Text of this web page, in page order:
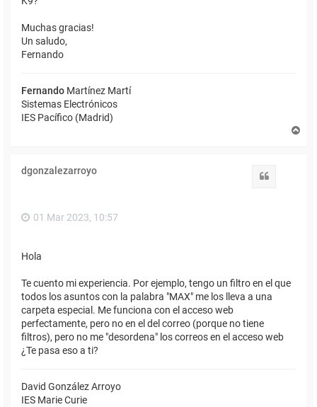
Muchas gracias!
Un saludo,
Fernando
Fernando Martínez Martí
Sistemas Electrónicos
IES Pacífico (Madrid)
dgonzalezarroyo
01 Mar 2023, 10:57
Hola
Te cuento mi experiencia. Por ejemplo, tengo un filtro en el que
todos los asuntos con la palabra "MAX" me los lleva a una
carpeta especial. Me funciona con el acceso web
perfectamente, pero no en el del correo (porque no tiene
filtros), pero no me "desordena" los correos en el acceso web
¿Te pasa eso a ti?
David González Arroyo
IES Marie Curie